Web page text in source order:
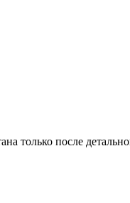
только после